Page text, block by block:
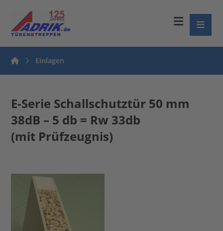
Einlagen
E-Serie Schallschutztür 50 mm
38dB – 5 db = Rw 33db
(mit Prüfzeugnis)